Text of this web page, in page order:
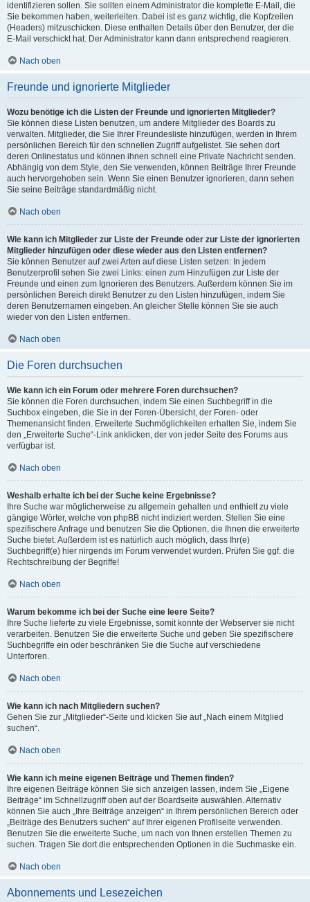
identifizieren sollen. Sie sollten einem Administrator die komplette E-Mail, die
Sie bekommen haben, weiterleiten. Dabei ist es ganz wichtig, die Kopfzeilen
(Headers) mitzuschicken. Diese enthalten Details über den Benutzer, der die
E-Mail verschickt hat. Der Administrator kann dann entsprechend reagieren.
Nach oben
Freunde und ignorierte Mitglieder
Wozu benötige ich die Listen der Freunde und ignorierten Mitglieder?
Sie können diese Listen benutzen, um andere Mitglieder des Boards zu
verwalten. Mitglieder, die Sie Ihrer Freundesliste hinzufügen, werden in Ihrem
persönlichen Bereich für den schnellen Zugriff aufgelistet. Sie sehen dort
deren Onlinestatus und können ihnen schnell eine Private Nachricht senden.
Abhängig von dem Style, den Sie verwenden, können Beiträge Ihrer Freunde
auch hervorgehoben sein. Wenn Sie einen Benutzer ignorieren, dann sehen
Sie seine Beiträge standardmäßig nicht.
Nach oben
Wie kann ich Mitglieder zur Liste der Freunde oder zur Liste der ignorierten
Mitglieder hinzufügen oder diese wieder aus den Listen entfernen?
Sie können Benutzer auf zwei Arten auf diese Listen setzen: In jedem
Benutzerprofil sehen Sie zwei Links: einen zum Hinzufügen zur Liste der
Freunde und einen zum Ignorieren des Benutzers. Außerdem können Sie im
persönlichen Bereich direkt Benutzer zu den Listen hinzufügen, indem Sie
deren Benutzernamen eingeben. An gleicher Stelle können Sie sie auch
wieder von den Listen entfernen.
Nach oben
Die Foren durchsuchen
Wie kann ich ein Forum oder mehrere Foren durchsuchen?
Sie können die Foren durchsuchen, indem Sie einen Suchbegriff in die
Suchbox eingeben, die Sie in der Foren-Übersicht, der Foren- oder
Themenansicht finden. Erweiterte Suchmöglichkeiten erhalten Sie, indem Sie
den „Erweiterte Suche“-Link anklicken, der von jeder Seite des Forums aus
verfügbar ist.
Nach oben
Weshalb erhalte ich bei der Suche keine Ergebnisse?
Ihre Suche war möglicherweise zu allgemein gehalten und enthielt zu viele
gängige Wörter, welche von phpBB nicht indiziert werden. Stellen Sie eine
spezifischere Anfrage und benutzen Sie die Optionen, die Ihnen die erweiterte
Suche bietet. Außerdem ist es natürlich auch möglich, dass Ihr(e)
Suchbegriff(e) hier nirgends im Forum verwendet wurden. Prüfen Sie ggf. die
Rechtschreibung der Begriffe!
Nach oben
Warum bekomme ich bei der Suche eine leere Seite?
Ihre Suche lieferte zu viele Ergebnisse, somit konnte der Webserver sie nicht
verarbeiten. Benutzen Sie die erweiterte Suche und geben Sie spezifischere
Suchbegriffe ein oder beschränken Sie die Suche auf verschiedene
Unterforen.
Nach oben
Wie kann ich nach Mitgliedern suchen?
Gehen Sie zur „Mitglieder“-Seite und klicken Sie auf „Nach einem Mitglied
suchen“.
Nach oben
Wie kann ich meine eigenen Beiträge und Themen finden?
Ihre eigenen Beiträge können Sie sich anzeigen lassen, indem Sie „Eigene
Beiträge“ im Schnellzugriff oben auf der Boardseite auswählen. Alternativ
können Sie auch „Ihre Beiträge anzeigen“ in Ihrem persönlichen Bereich oder
„Beiträge des Benutzers suchen“ auf Ihrer eigenen Profilseite verwenden.
Benutzen Sie die erweiterte Suche, um nach von Ihnen erstellen Themen zu
suchen. Tragen Sie dort die entsprechenden Optionen in die Suchmaske ein.
Nach oben
Abonnements und Lesezeichen